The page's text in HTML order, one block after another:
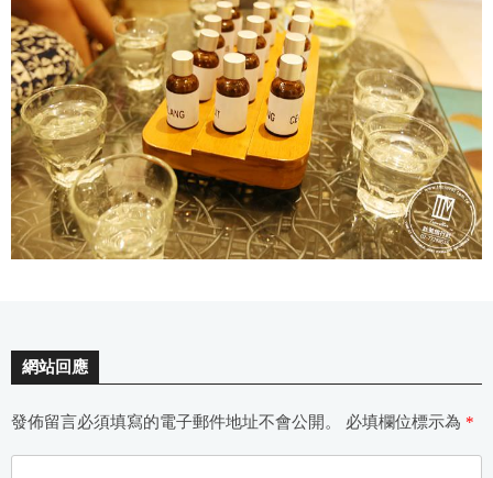
網站回應
發佈留言必須填寫的電子郵件地址不會公開。 必填欄位標示為 *